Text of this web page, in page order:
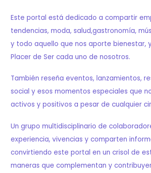
Este portal está dedicado a compartir
tendencias, moda, salud,gastronomía,
y todo aquello que nos aporte bienestar,
Placer de Ser cada uno de nosotros.
También reseña eventos, lanzamientos,
social y esos momentos especiales que
activos y positivos a pesar de cualquier
Un grupo multidisciplinario de
experiencia, vivencias y comparten
convirtiendo este portal en un crisol de
maneras que complementan y